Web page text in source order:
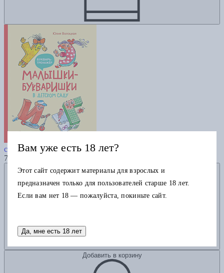
саду
755
Добавить в избранное
Добавить в корзину
Вам уже есть 18 лет?
Этот сайт содержит материалы для взрослых и
предназначен только для пользователей старше 18 лет.
Если вам нет 18 — пожалуйста, покиньте сайт.
Да, мне есть 18 лет